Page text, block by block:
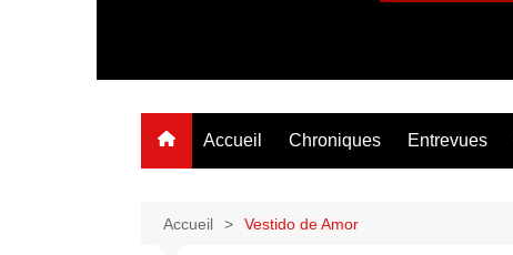
Accueil Chroniques Entrevues
Accueil Vestido de Amor